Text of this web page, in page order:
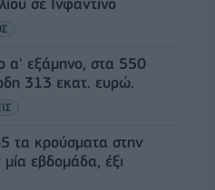
σε Ινφαντίνο
α' εξάμηνο, στα 550
313 εκατ. ευρώ.
τα κρούσματα στην
εβδομάδα, έξι